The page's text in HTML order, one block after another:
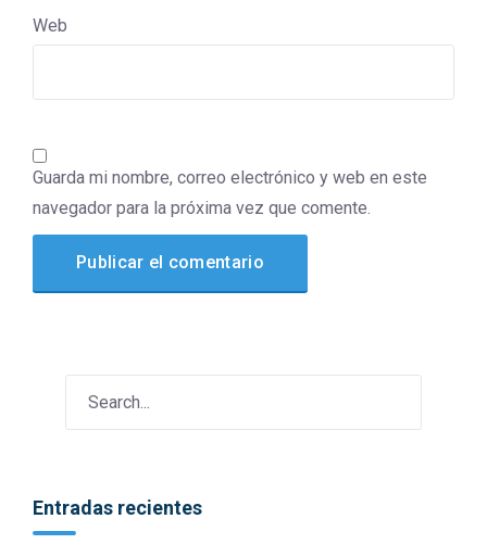
Web
Guarda mi nombre, correo electrónico y web en este
navegador para la próxima vez que comente.
Entradas recientes